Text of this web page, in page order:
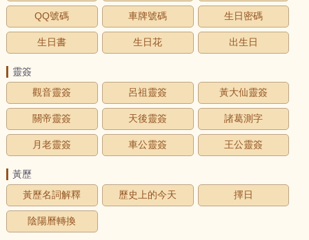
QQ號碼 車牌號碼 生日密碼
生日書 生日花 出生日
靈簽
觀音靈簽
呂祖靈簽 黃大仙靈簽
關帝靈簽 天後靈簽 諸葛測字
月老靈簽 車公靈簽 王公靈簽
黃歷
黃歷名詞解釋
歷史上的今天 擇日
陰陽曆轉換